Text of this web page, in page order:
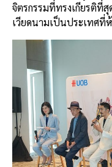
จิตรกรรมที่ทรงเกียรติที่
เวียดนามเป็นประเทศที่